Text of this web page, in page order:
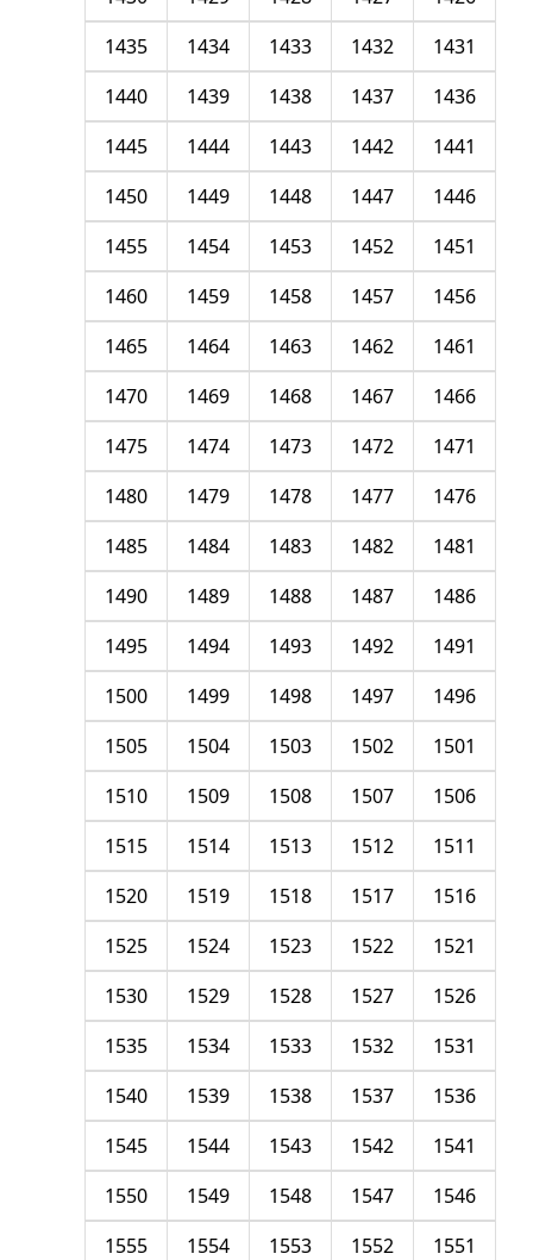
1431
1432
1433
1434
1435
1436
1437
1438
1439
1440
1441
1442
1443
1444
1445
1446
1447
1448
1449
1450
1451
1452
1453
1454
1455
1456
1457
1458
1459
1460
1461
1462
1463
1464
1465
1466
1467
1468
1469
1470
1471
1472
1473
1474
1475
1476
1477
1478
1479
1480
1481
1482
1483
1484
1485
1486
1487
1488
1489
1490
1491
1492
1493
1494
1495
1496
1497
1498
1499
1500
1501
1502
1503
1504
1505
1506
1507
1508
1509
1510
1511
1512
1513
1514
1515
1516
1517
1518
1519
1520
1521
1522
1523
1524
1525
1526
1527
1528
1529
1530
1531
1532
1533
1534
1535
1536
1537
1538
1539
1540
1541
1542
1543
1544
1545
1546
1547
1548
1549
1550
1551
1552
1553
1554
1555